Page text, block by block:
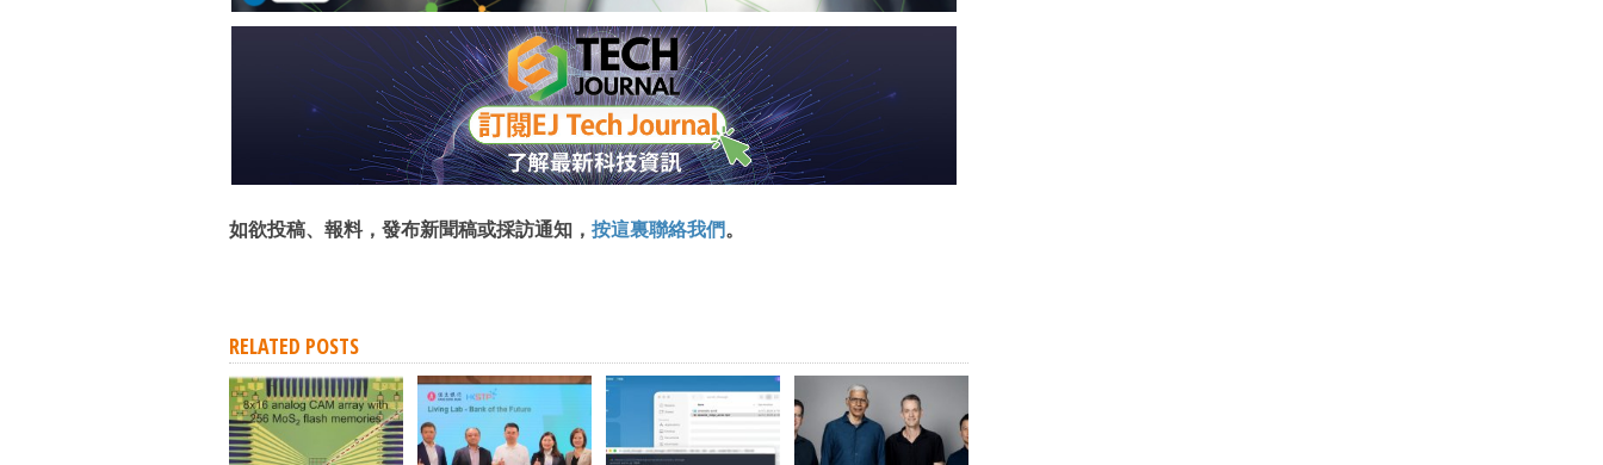
如欲投稿、報料，發布新聞稿或採訪通知， 按這裏聯絡我們。
RELATED POSTS